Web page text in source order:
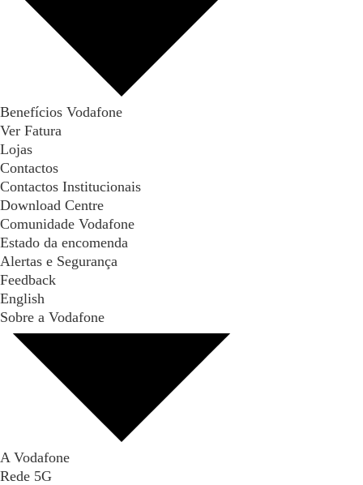
Benefícios Vodafone
Ver Fatura
Lojas
Contactos
Contactos Institucionais
Download Centre
Comunidade Vodafone
Estado da encomenda
Alertas e Segurança
Feedback
English
Sobre a Vodafone
A Vodafone
Rede 5G